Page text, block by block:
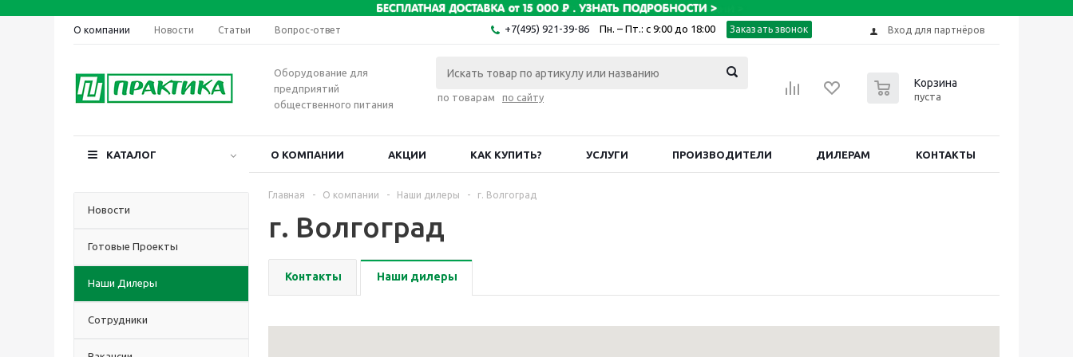
О компании Новости Статьи Вопрос-ответ +7(495) 921-39-86 Пн. – Пт.: с 9:00 до 18:00 Заказать звонок Вход для партнёров
Оборудование для
предприятий
общественного питания
по товарам по сайту
Корзина
пуста
КАТАЛОГ О КОМПАНИИ АКЦИИ КАК КУПИТЬ? УСЛУГИ ПРОИЗВОДИТЕЛИ ДИЛЕРАМ КОНТАКТЫ
Новости
Готовые Проекты
Наши Дилеры
Сотрудники
Главная - О компании - Наши дилеры - г. Волгоград
г. Волгоград
Контакты Наши дилеры